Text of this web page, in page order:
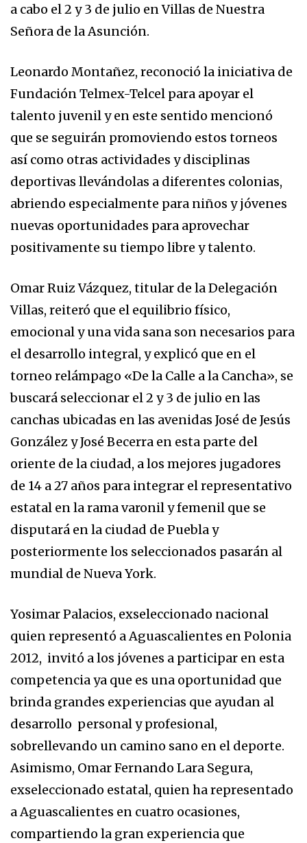
a cabo el 2 y 3 de julio en Villas de Nuestra
Señora de la Asunción.
Leonardo Montañez, reconoció la iniciativa de
Fundación Telmex-Telcel para apoyar el
talento juvenil y en este sentido mencionó
que se seguirán promoviendo estos torneos
así como otras actividades y disciplinas
deportivas llevándolas a diferentes colonias,
abriendo especialmente para niños y jóvenes
nuevas oportunidades para aprovechar
positivamente su tiempo libre y talento.
Omar Ruiz Vázquez, titular de la Delegación
Villas, reiteró que el equilibrio físico,
emocional y una vida sana son necesarios para
el desarrollo integral, y explicó que en el
torneo relámpago «De la Calle a la Cancha», se
buscará seleccionar el 2 y 3 de julio en las
canchas ubicadas en las avenidas José de Jesús
González y José Becerra en esta parte del
oriente de la ciudad, a los mejores jugadores
de 14 a 27 años para integrar el representativo
estatal en la rama varonil y femenil que se
disputará en la ciudad de Puebla y
posteriormente los seleccionados pasarán al
mundial de Nueva York.
Yosimar Palacios, exseleccionado nacional
quien representó a Aguascalientes en Polonia
2012, invitó a los jóvenes a participar en esta
competencia ya que es una oportunidad que
brinda grandes experiencias que ayudan al
desarrollo personal y profesional,
sobrellevando un camino sano en el deporte.
Asimismo, Omar Fernando Lara Segura,
exseleccionado estatal, quien ha representado
a Aguascalientes en cuatro ocasiones,
compartiendo la gran experiencia que